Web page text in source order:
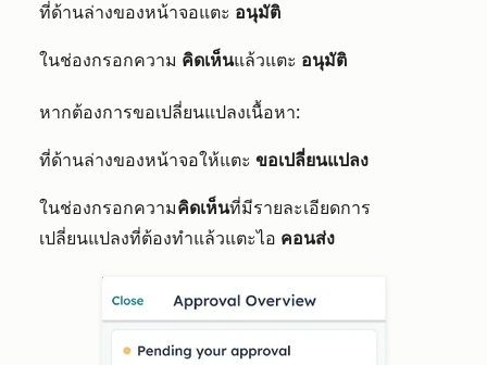
ที่ด้านล่างของหน้าจอแตะ อนุมัติ
ในช่องกรอกความ คิดเห็นแล้วแตะ อนุมัติ
หากต้องการขอเปลี่ยนแปลงเนื้อหา:
ที่ด้านล่างของหน้าจอให้แตะ ขอเปลี่ยนแปลง
ในช่องกรอกความคิดเห็นที่มีรายละเอียดการ
เปลี่ยนแปลงที่ต้องทำแล้วแตะไอ คอนส่ง